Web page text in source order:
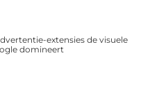
extensies de visuele
domineert